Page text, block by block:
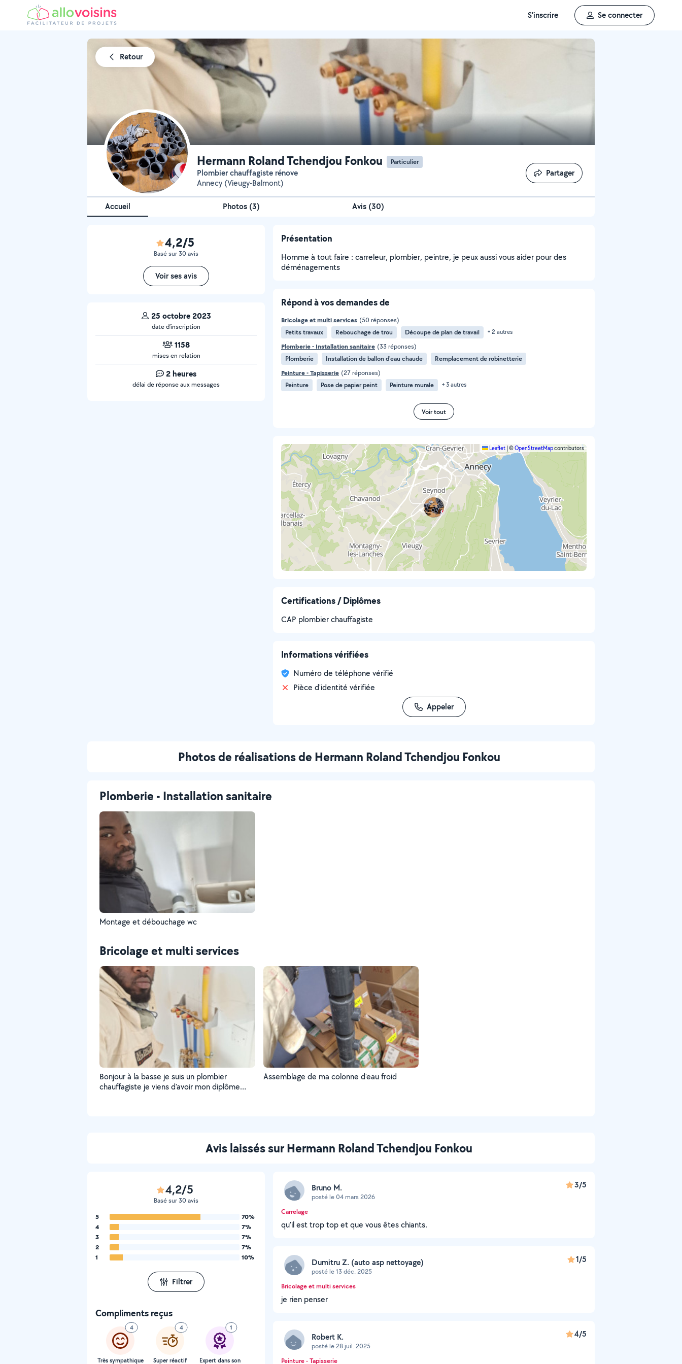
S'inscrire Se connecter
Retour
Hermann Roland Tchendjou Fonkou Particulier
Plombier chauffagiste rénove
Annecy (Vieugy-Balmont)
Partager
Partager
Accueil Photos (3) Avis (30)
4,2/5
Basé sur 30 avis
Voir ses avis
25 octobre 2023
date d’inscription
1158
mises en relation
2 heures
délai de réponse aux messages
Présentation
Homme à tout faire : carreleur, plombier, peintre, je peux aussi vous aider pour des
déménagements
Répond à vos demandes de
Bricolage et multi services (50 réponses)
Petits travaux
Rebouchage de trou Découpe de plan de travail + 2 autres
Plomberie - Installation sanitaire (33 réponses)
Plomberie
Installation de ballon d'eau chaude
Remplacement de robinetterie
Peinture - Tapisserie (27 réponses)
Peinture
Pose de papier peint Peinture murale + 3 autres
Voir tout
Leaflet ©OpenStreetMapcontributors
Certifications / Diplômes
CAP plombier chauffagiste
Informations vérifiées
Numéro de téléphone vérifié
Pièce d'identité vérifiée
Appeler
Photos de réalisations de Hermann Roland Tchendjou Fonkou
Plomberie - Installation sanitaire
Montage et débouchage wc
Bricolage et multi services
Bonjour à la basse je suis un plombier
chauffagiste je viens d'avoir mon diplôme
Assemblage de ma colonne d'eau froid
Avis laissés sur Hermann Roland Tchendjou Fonkou
4,2/5
Basé sur 30 avis
5
70%
4
7%
3
7%
2
7%
1
10%
Filtrer
Compliments reçus
4
Très sympathique
4
Super réactif
1
Expert dans son
Bruno M.
posté le 04 mars 2026
3/5
Carrelage
qu'il est trop top et que vous êtes chiants.
Dumitru Z. (auto asp nettoyage)
posté le 13 déc. 2025
1/5
Bricolage et multi services
je rien penser
Robert K.
posté le 28 juil. 2025
4/5
Peinture - Tapisserie